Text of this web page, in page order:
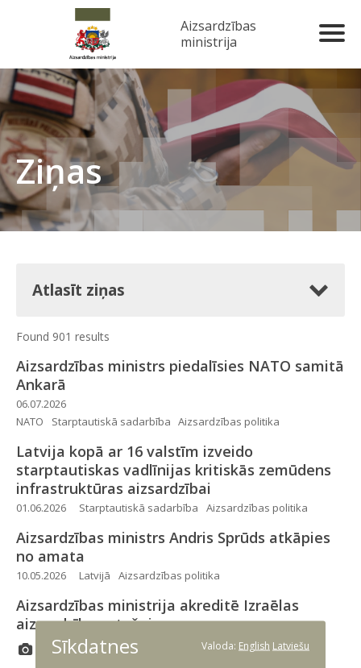
Aizsardzības
ministrija
Ziņas
Atlasīt ziņas
Found 901 results
Aizsardzības ministrs piedalīsies NATO samitā
Ankarā
06.07.2026
NATO
Starptautiskā sadarbība Aizsardzības politika
Latvija kopā ar 16 valstīm izveido
starptautiskas vadlīnijas kritiskās zemūdens
infrastruktūras aizsardzībai
01.06.2026 Starptautiskā sadarbība Aizsardzības politika
Aizsardzības ministrs Andris Sprūds atkāpies
no amata
10.05.2026 Latvijā Aizsardzības politika
Aizsardzības ministrija akreditē Izraēlas
aizsardzības atašeju
Sīkdatnes Valoda: English Latviešu